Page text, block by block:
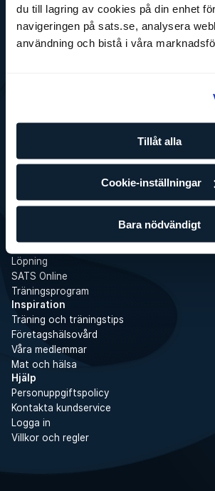
du till lagring av cookies på din enhet
navigeringen på sats.se, analysera
användning och bistå i våra
Tillåt alla
Cookie-inställningar
Bara nödvändigt
Det här är SATS
Företag
Jobba på SATS
Tjänster
Gruppträning
Övningar
Yoga
Löpning
SATS Online
Träningsprogram
Inspiration
Träning och träningstips
Företagshälsovård
Våra medlemmar
Mat och hälsa
Hjälp
Personuppgiftspolicy
Kontakta kundservice
Logga in
Villkor och regler